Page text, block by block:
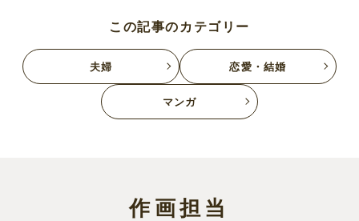
この記事のカテゴリー
夫婦 恋愛・結婚
マンガ
作画担当